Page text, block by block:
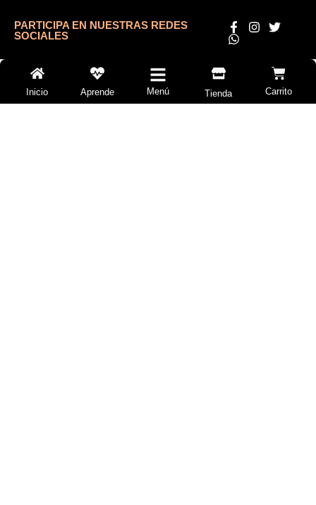
PARTICIPA EN NUESTRAS REDES
SOCIALES
Inicio Aprende Menú Tienda Carrito